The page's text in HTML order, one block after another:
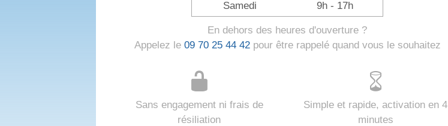
Samedi
9h - 17h
En dehors des heures d'ouverture ?
Appelez le 09 70 25 44 42pour être rappelé quand vous le souhaitez
Sans engagement ni frais de
résiliation
Simple et rapide, activation en 4
minutes